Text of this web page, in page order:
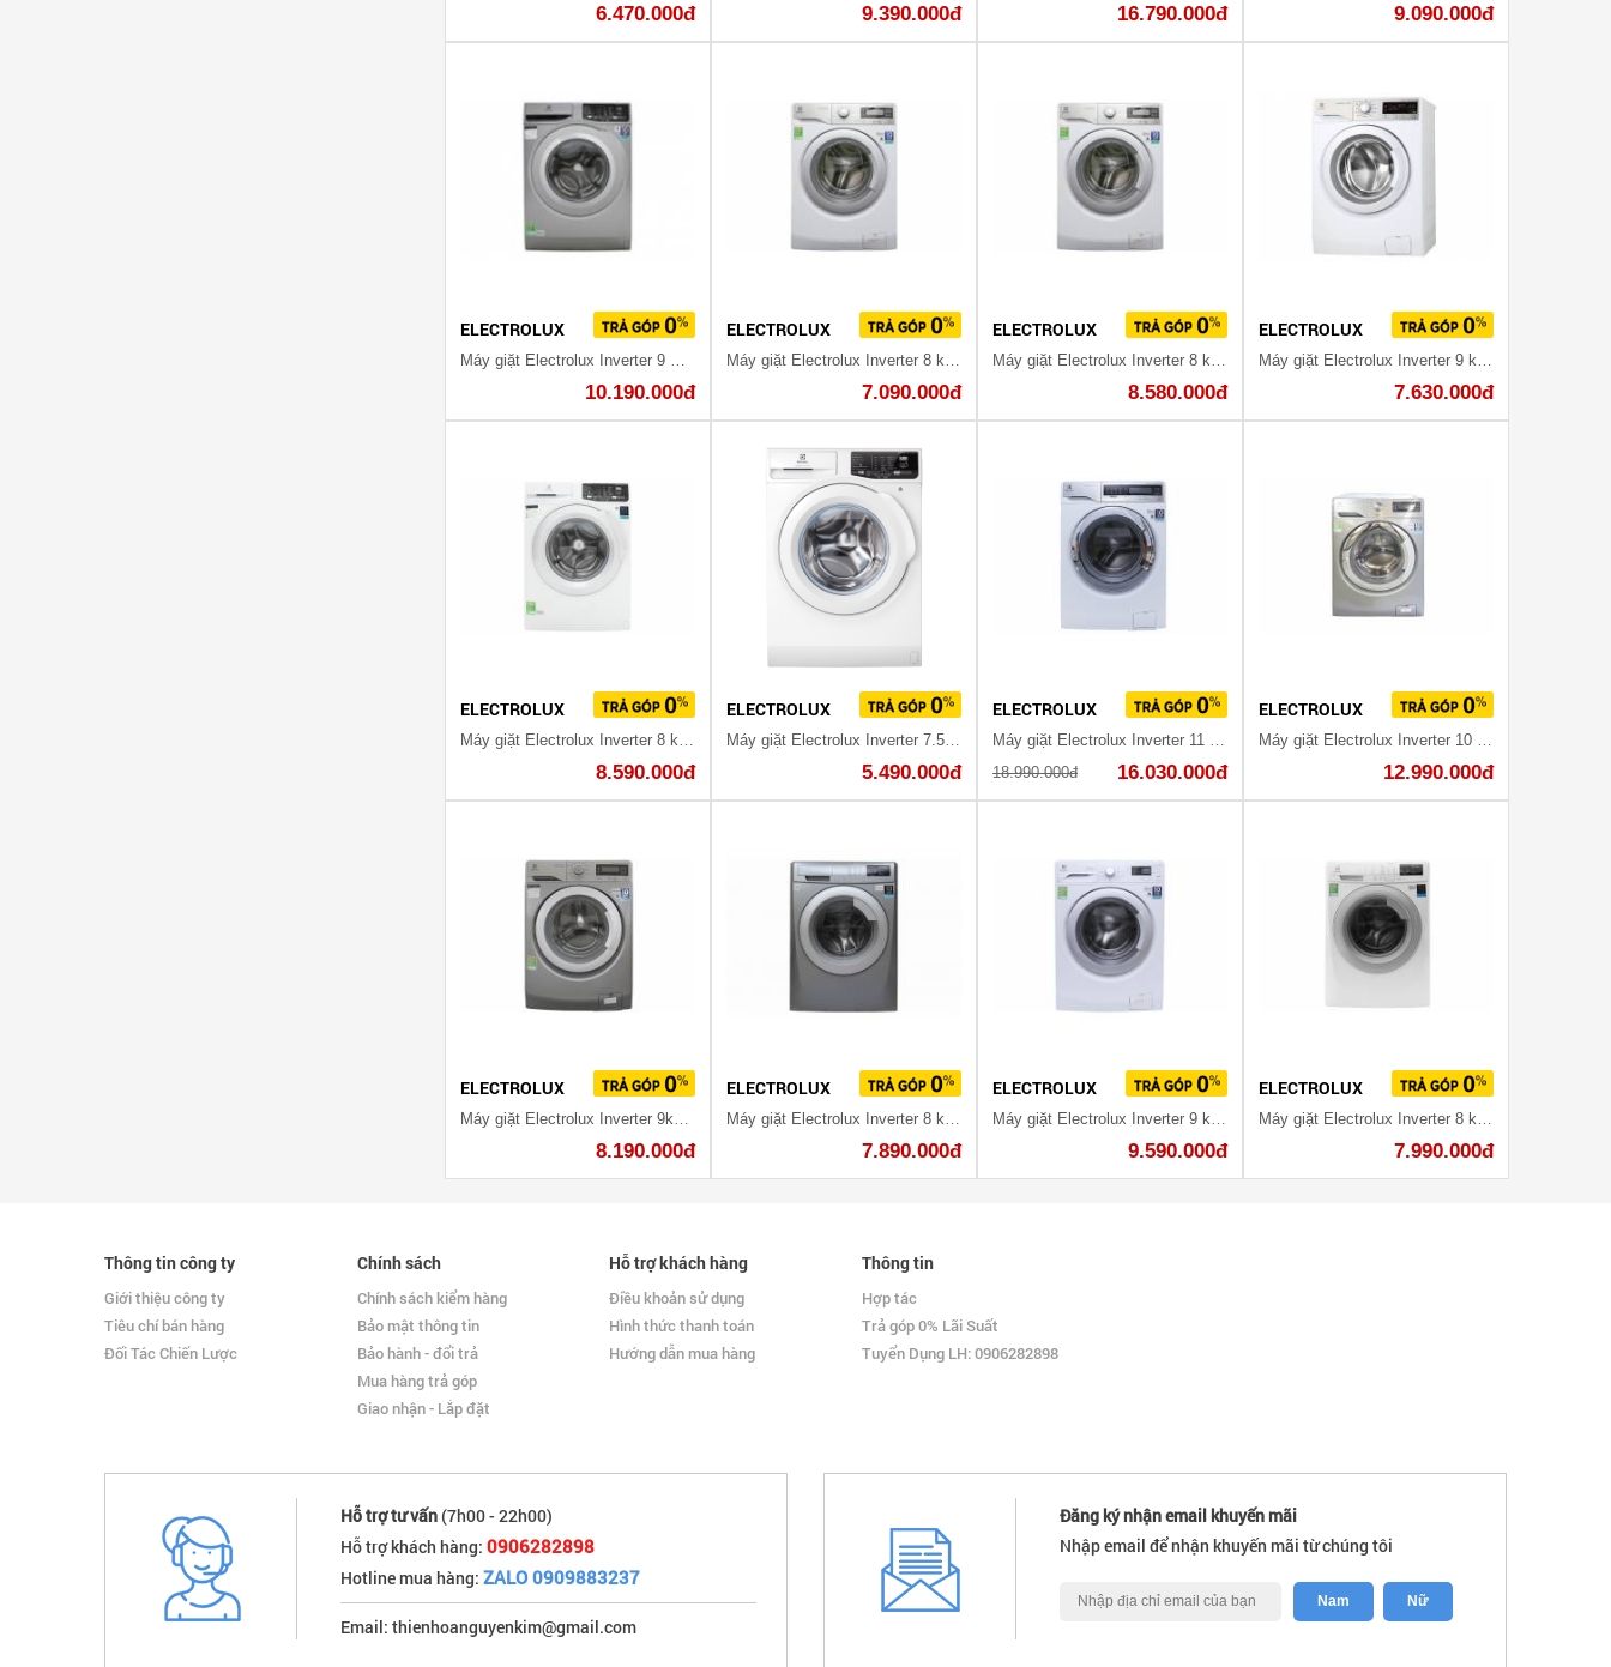
6.470.000đ 9.390.000đ 16.790.000đ 9.090.000đ
ELECTROLUX
Máy giặt Electrolux Inverter 9 Kg EWF9025BQSA
10.190.000đ
ELECTROLUX
Máy giặt Electrolux Inverter 8 kg EWF12853S
7.090.000đ
ELECTROLUX
Máy giặt Electrolux Inverter 8 kg EWF12853
8.580.000đ
ELECTROLUX
Máy giặt Electrolux Inverter 9 kg EWF12938
7.630.000đ
ELECTROLUX
8.590.000đ
ELECTROLUX
5.490.000đ
ELECTROLUX
18.990.000đ
16.030.000đ
ELECTROLUX
12.990.000đ
ELECTROLUX
Máy giặt Electrolux Inverter 9kg EWF12938S
8.190.000đ
ELECTROLUX
Máy giặt Electrolux Inverter 8 kg EWF12844S
7.890.000đ
ELECTROLUX
Máy giặt Electrolux Inverter 9 kg EWF12942
9.590.000đ
ELECTROLUX
Máy giặt Electrolux Inverter 8 kg EWF10844
7.990.000đ
Thông tin công ty
Giới thiệu công ty
Tiêu chí bán hàng
Đối Tác Chiến Lược
Chính sách
Chính sách kiểm hàng
Bảo mật thông tin
Bảo hành - đổi trả
Mua hàng trả góp
Giao nhận - Lắp đặt
Hỗ trợ khách hàng
Điều khoản sử dụng
Hình thức thanh toán
Hướng dẫn mua hàng
Thông tin
Hợp tác
Trả góp 0% Lãi Suất
Tuyển Dụng LH: 0906282898
Hỗ trợ tư vấn (7h00 - 22h00)
Hỗ trợ khách hàng: 0906282898
Hotline mua hàng: ZALO 0909883237
Email: thienhoanguyenkim@gmail.com
Đăng ký nhận email khuyến mãi
Nhập email để nhận khuyến mãi từ chúng tôi